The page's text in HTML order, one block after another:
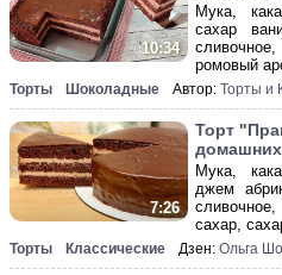
10:34
Мука,
сахар
ромовый
Торты Шоколадные Автор: Торты и
7:26
Торт
Мука,
джем
сахар,
Торты Классические Дзен: Ольга